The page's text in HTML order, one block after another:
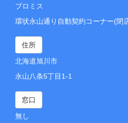
プロミス
環状永山通り自動契約コーナー(閉
住所
北海道旭川市
永山八条5丁目1-1
窓口
無し